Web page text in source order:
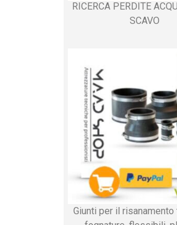
RICERCA PERDITE
SCAVO
Giunti per il